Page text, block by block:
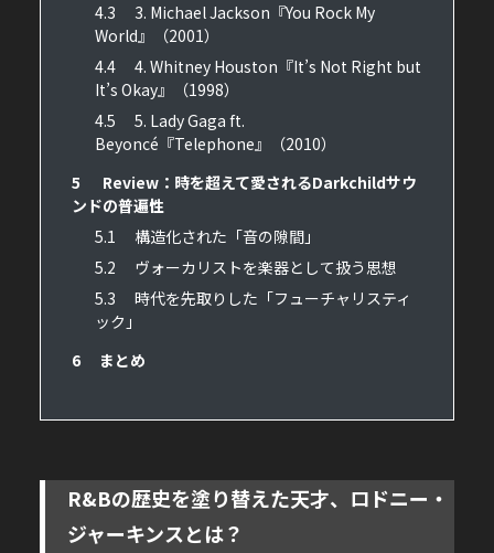
4.3
3. Michael Jackson『You Rock My
World』（2001）
4.4
4. Whitney Houston『It’s Not Right but
It’s Okay』（1998）
4.5
5. Lady Gaga ft.
Beyoncé『Telephone』（2010）
5
Review：時を超えて愛されるDarkchildサウ
ンドの普遍性
5.1
構造化された「音の隙間」
5.2
ヴォーカリストを楽器として扱う思想
5.3
時代を先取りした「フューチャリスティ
ック」
6
まとめ
R&Bの歴史を塗り替えた天才、ロドニー・
ジャーキンスとは？